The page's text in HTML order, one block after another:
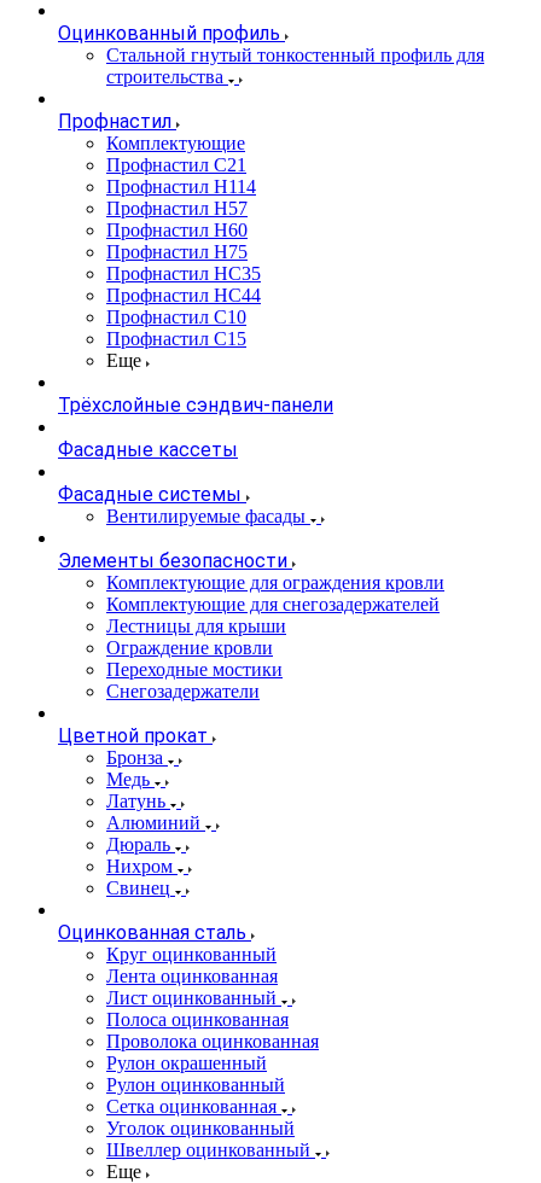
Оцинкованный профиль
Стальной гнутый тонкостенный профиль для
строительства
Профнастил
Комплектующие
Профнастил C21
Профнастил Н114
Профнастил Н57
Профнастил Н60
Профнастил Н75
Профнастил НС35
Профнастил НС44
Профнастил С10
Профнастил С15
Еще
Трёхслойные сэндвич-панели
Фасадные кассеты
Фасадные системы
Вентилируемые фасады
Элементы безопасности
Комплектующие для ограждения кровли
Комплектующие для снегозадержателей
Лестницы для крыши
Ограждение кровли
Переходные мостики
Снегозадержатели
Цветной прокат
Бронза
Медь
Латунь
Алюминий
Дюраль
Нихром
Свинец
Оцинкованная сталь
Круг оцинкованный
Лента оцинкованная
Лист оцинкованный
Полоса оцинкованная
Проволока оцинкованная
Рулон окрашенный
Рулон оцинкованный
Сетка оцинкованная
Уголок оцинкованный
Швеллер оцинкованный
Еще